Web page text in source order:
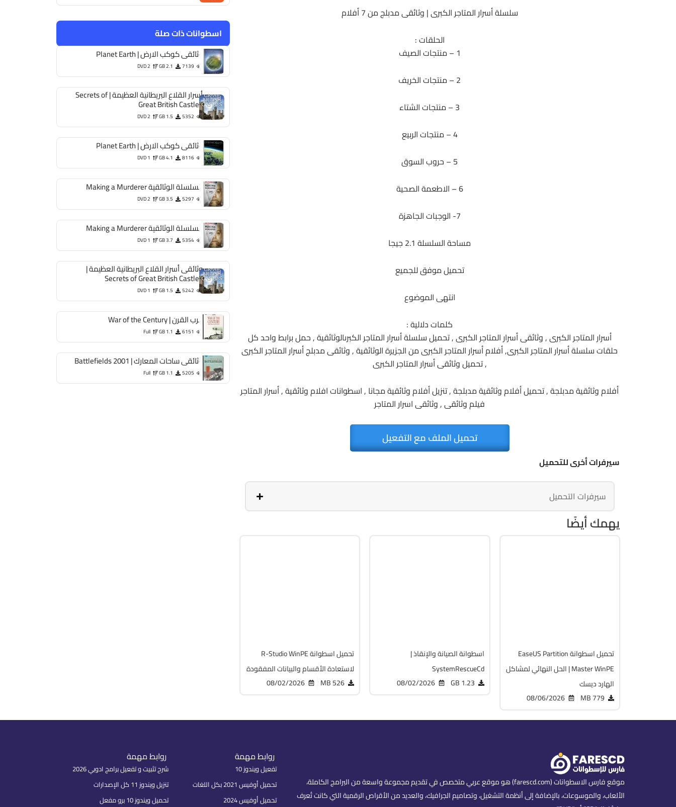
اسطوانات ذات صلة
وثائقى كوكب الارض | Planet Earth
7139
2.1 GB
DVD 2
أسرار القلاع البريطانية العظيمة | Secrets of
Great British Castles
5352
1.5 GB
DVD 2
وثائقى كوكب الارض | Planet Earth
8116
4.1 GB
DVD 1
السلسلة الوثائقية Making a Murderer
5297
3.5 GB
DVD 2
السلسلة الوثائقية Making a Murderer
5354
3.7 GB
DVD 1
وثائقى أسرار القلاع البريطانية العظيمة |
Secrets of Great British Castles
5242
1.5 GB
DVD 1
حرب القرن | War of the Century
6151
1.1 GB
Full
وثائقى ساحات المعارك | Battlefields 2001
5205
1.1 GB
Full
سلسلة أسرار المتاجر الكبرى | وثائقى مدبلج من 7 أفلام
الحلقات :
1 – منتجات الصيف
2 – منتجات الخريف
3 – منتجات الشتاء
4 – منتجات الربيع
5 – حروب السوق
6 – الاطعمة الصحية
7- الوجبات الجاهزة
مساحة السلسلة 2.1 جيجا
تحميل موفق للجميع
انتهى الموضوع
كلمات دلالية :
أسرار المتاجر الكبرى , وثائقى أسرار المتاجر الكبرى , تحميل سلسلة أسرار المتاجر الكبرىالوثائقية , حمل برابط واحد كل
حلقات سلسلة أسرار المتاجر الكبرى, أفلام أسرار المتاجر الكبرى من الجزيرة الوثائقية , وثائقى مدبلج أسرار المتاجر الكبرى
, تحميل وثائقى أسرار المتاجر الكبرى
أفلام وثائقية مدبلجة , تحميل أفلام وثائقية مدبلجة , تنزيل أفلام وثائقية مجانا , اسطوانات افلام وثائقية , أسرار المتاجر
فيلم وثائقى , وثائقى اسرار المتاجر
تحميل الملف مع التفعيل
سيرفرات أخرى للتحميل
سيرفرات التحميل
يهمك أيضًا
تحميل اسطوانة EaseUS Partition
Master WinPE | الحل النهائي لمشاكل
الهارد ديسك
779 MB
08/06/2026
اسطوانة الصيانة والإنقاذ |
SystemRescueCd
1.23 GB
08/02/2026
تحميل اسطوانة R-Studio WinPE
لاستعادة الأقسام والبيانات المفقودة
526 MB
08/02/2026
موقع فارس الاسطوانات (farescd.com) هو موقع عربي متخصص في تقديم مجموعة واسعة من البرامج الكاملة،
الألعاب، والموسوعات، بالإضافة إلى أنظمة التشغيل، وتصاميم الجرافيك، والعديد من الأقراص الرقمية التي كانت تُعرف
روابط مهمة
تفعيل ويندوز 10
تحميل أوفيس 2021 بكل اللغات
تحميل أوفيس 2024
روابط مهمة
شرح تثبيت و تفعيل برامج ادوبي 2026
تنزيل ويندوز 11 كل الإصدارات
تحميل ويندوز 10 برو مفعل